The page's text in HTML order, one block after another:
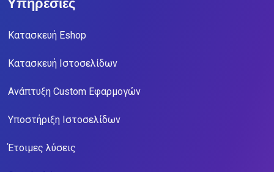
Κατασκευή Eshop
Κατασκευή Ιστοσελίδων
Ανάπτυξη Custom Εφαρμογών
Υποστήριξη Ιστοσελίδων
Έτοιμες λύσεις